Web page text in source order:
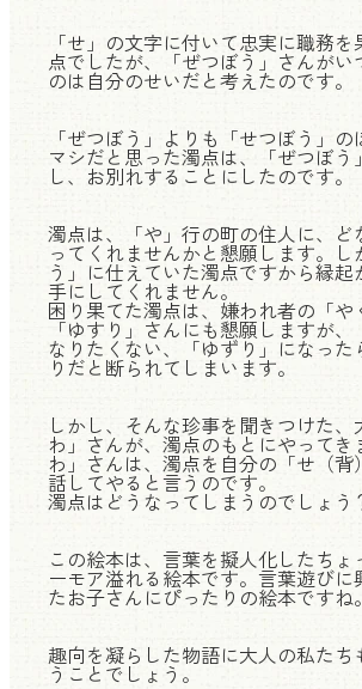
「せ」の文字に付いて忠実に職務
点でしたが、「ぜつぼう」さんがい
のは自分のせいだと考えたのです。
「ぜつぼう」よりも「せつぼう」
マシだと思った濁点は、「ぜつぼう
し、お別れすることにしたのです。
濁点は、「や」行の町の住人に、ど
ってくれませんかと懇願します。し
う」に仕えていた濁点ですから縁起
手にしてくれません。
困り果てた濁点は、嫌われ者の「や
「ゆすり」さんにも懇願しますが、
なりたくない、「ゆずり」になった
りだと断られてしまいます。
しかし、そんな珍事を聞きつけた、
わ」さんが、濁点のもとにやってき
わ」さんは、濁点を自分の「せ（背
話してやると言うのです。
濁点はどうなってしまうのでしょう
この絵本は、言葉を擬人化したちょ
ーモア溢れる絵本です。言葉遊びに
たお子さんにぴったりの絵本ですね
趣向を凝らした物語に大人の私たち
うことでしょう。